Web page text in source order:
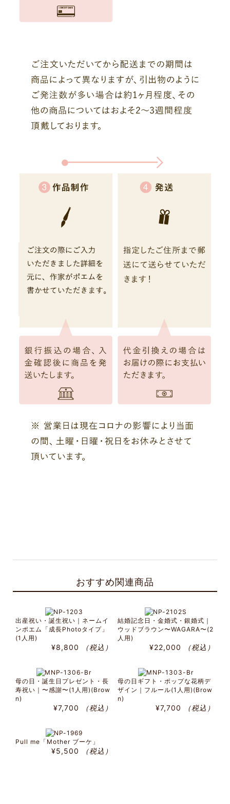
おすすめ関連商品
出産祝い・誕生祝い｜ネームイ
ンポエム「成長Photoタイプ」
(1人用)
¥8,800 （税込）
結婚記念日・金婚式・銀婚式｜
ウッドブラウン〜WAGARA〜(2
人用)
¥22,000 （税込）
母の日・誕生日プレゼント・長
寿祝い｜〜感謝〜(1人用)(Brow
n)
¥7,700 （税込）
母の日ギフト・ポップな花柄デ
ザイン｜フルール(1人用)(Brow
n)
¥7,700 （税込）
Pull me「Mother ブーケ」
¥5,500 （税込）